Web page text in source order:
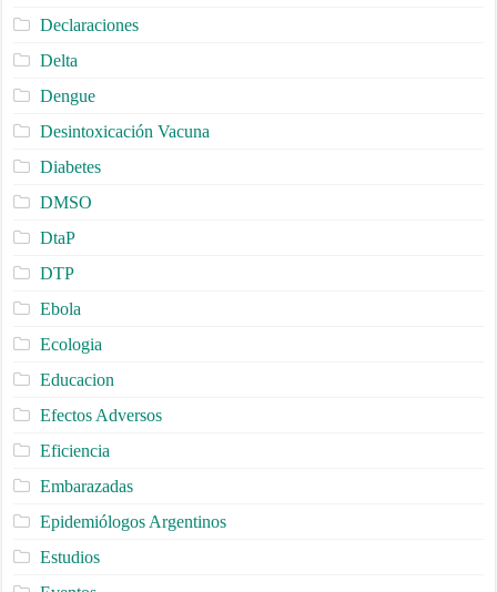
Declaraciones
Delta
Dengue
Desintoxicación Vacuna
Diabetes
DMSO
DtaP
DTP
Ebola
Ecologia
Educacion
Efectos Adversos
Eficiencia
Embarazadas
Epidemiólogos Argentinos
Estudios